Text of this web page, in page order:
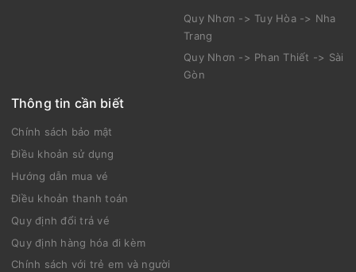
Quy Nhơn -> Tuy Hòa -> Nha
Trang
Quy Nhơn -> Phan Thiết -> Sài
Gòn
Thông tin cần biết
Chính sách bảo mật
Điều khoản sử dụng
Hướng dẫn mua vé
Điều khoản thanh toán
Quy định đổi trả vé
Quy định hàng hóa đi kèm
Chính sách với trẻ em và người